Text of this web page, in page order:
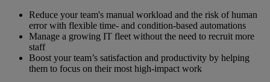
Reduce your team's manual workload and the risk of human
error with flexible time- and condition-based automations
Manage a growing IT fleet without the need to recruit more
staff
Boost your team’s satisfaction and productivity by helping
them to focus on their most high-impact work